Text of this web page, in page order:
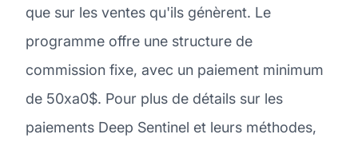
que sur les ventes qu'ils génèrent. Le
programme offre une structure de
commission fixe, avec un paiement minimum
de 50xa0$. Pour plus de détails sur les
paiements Deep Sentinel et leurs méthodes,